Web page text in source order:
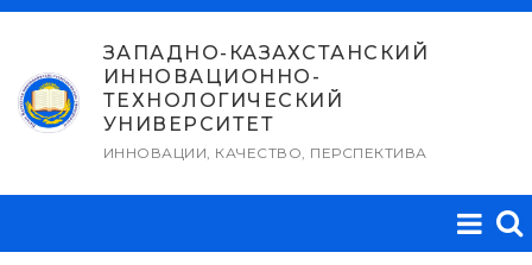
Перейти
содержимому
ЗАПАДНО-КАЗАХСТАНСКИЙ
ИННОВАЦИОННО-
ТЕХНОЛОГИЧЕСКИЙ
УНИВЕРСИТЕТ
ИННОВАЦИИ, КАЧЕСТВО, ПЕРСПЕКТИВА